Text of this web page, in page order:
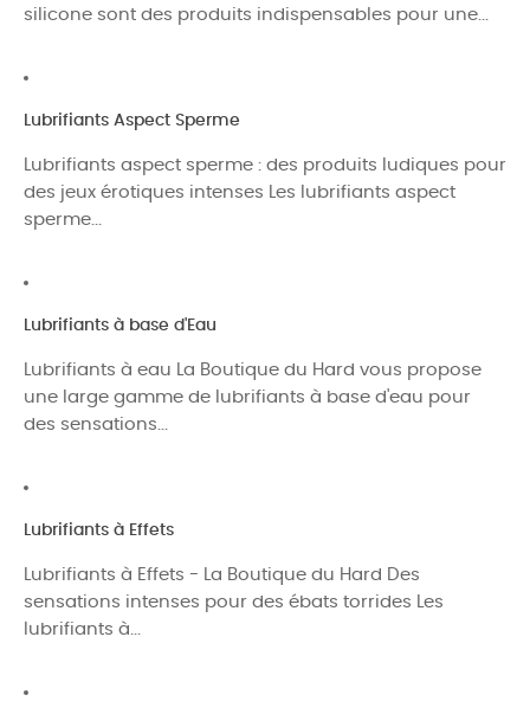
silicone sont des produits indispensables pour une...
Lubrifiants Aspect Sperme
Lubrifiants aspect sperme : des produits ludiques pour
des jeux érotiques intenses Les lubrifiants aspect
sperme...
Lubrifiants à base d'Eau
Lubrifiants à eau La Boutique du Hard vous propose
une large gamme de lubrifiants à base d'eau pour
des sensations...
Lubrifiants à Effets
Lubrifiants à Effets - La Boutique du Hard Des
sensations intenses pour des ébats torrides Les
lubrifiants à...